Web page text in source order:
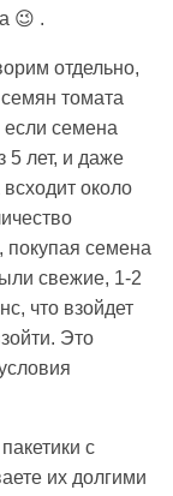
😉 .
отдельно,
томата
если семена
5 лет, и даже
около
покупая семена
свежие, 1-2
что взойдет
Это
с
их долгими